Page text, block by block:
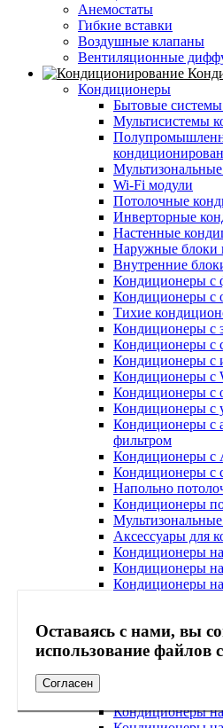
Оставаясь с нами, вы
использование файлов
Согласен
Анемостаты
Гибкие вставки
Воздушные клапаны
Вентиляционные
Кондиционеры
Бытовые
Мультисистемы
Wi-Fi модули
Потолочные
Инверторные
Настенные
Наружные блоки
Внутренние
Кондиционеры с
Кондиционеры с
Тихие
Кондиционеры с
Кондиционеры с
Кондиционеры с
Кондиционеры с
Кондиционеры с
Кондиционеры с
Кондиционеры с
фильтром
Кондиционеры с
Кондиционеры с
Напольно
Кондиционеры
Аксессуары для
Кондиционеры
Кондиционеры
Кондиционеры
Кондиционеры
Кондиционеры
Кондиционеры на
Кондиционеры